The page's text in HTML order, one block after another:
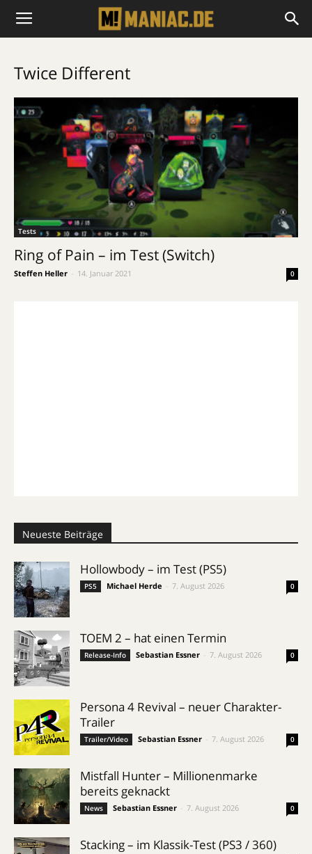
Twice Different
Tests
Ring of Pain – im Test (Switch)
Steffen Heller 14. Januar 2021 0
Neueste Beiträge
Hollowbody – im Test (PS5)
PS5 Michael Herde 7. August 2026 0
TOEM 2 – hat einen Termin
Release-Info Sebastian Essner 7. August 2026 0
Persona 4 Revival – neuer Charakter-
Trailer
Trailer/Video Sebastian Essner 7. August 2026 0
Mistfall Hunter – Millionenmarke
bereits geknackt
News Sebastian Essner 7. August 2026 0
Stacking – im Klassik-Test (PS3 / 360)